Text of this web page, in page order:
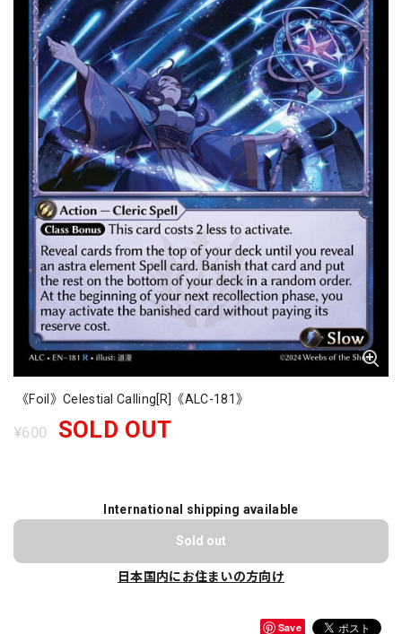
《Foil》Celestial Calling[R]《ALC-181》
¥600 SOLD OUT
International shipping available
Sold out
日本国内にお住まいの方向け
Save